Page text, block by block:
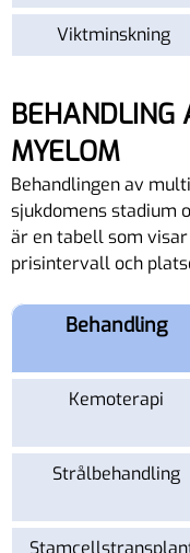
Viktminskning
BEHANDLING AV MULTIPELT
MYELOM
Behandlingen av
sjukdomens stadium
är en tabell som
prisintervall och
Behandling
Kemoterapi
Strålbehandling